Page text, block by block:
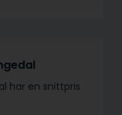
har en snittpris